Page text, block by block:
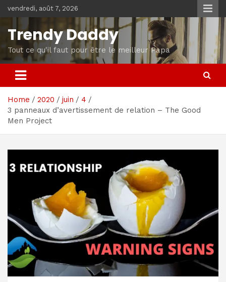
to
content
vendredi, août 7, 2026
Trendy Daddy
Tout ce qu'il faut pour être le meilleur Papa
Home 2020 juin
4
3 panneaux d’avertissement de relation – The Good
Men Project